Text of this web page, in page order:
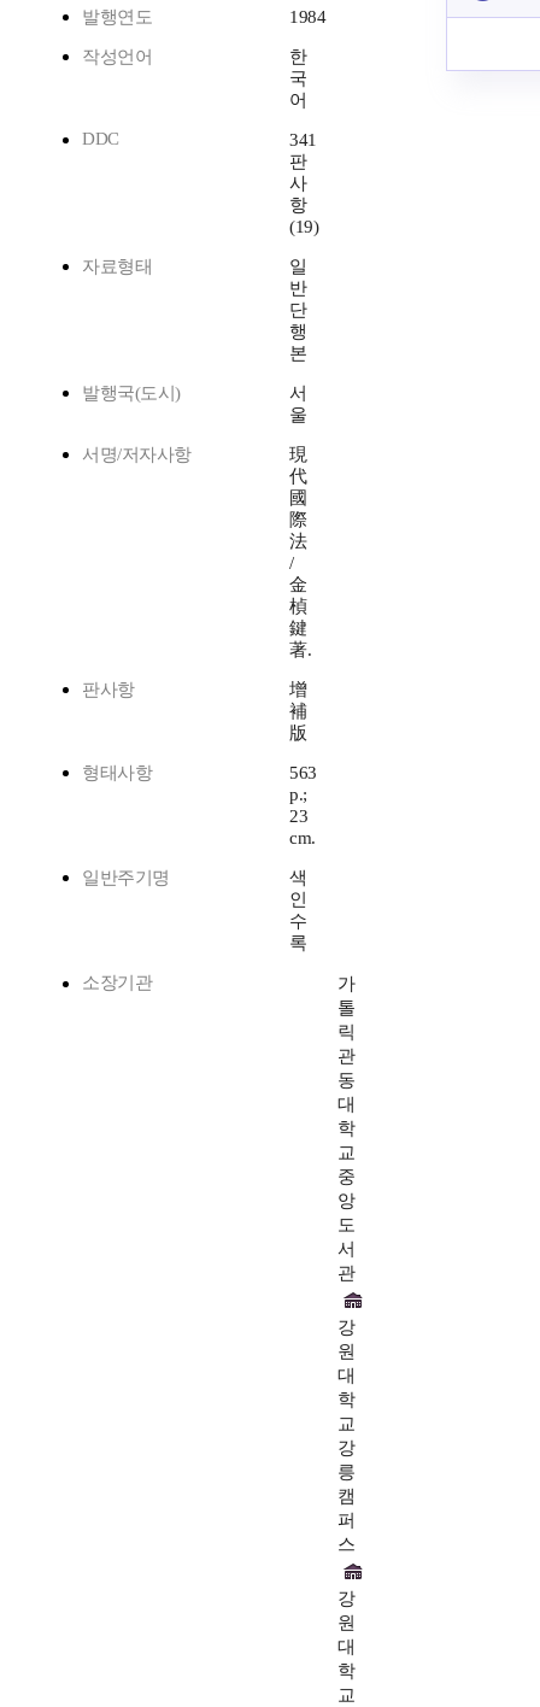
발행연도 1984
작성언어
한
국
어
DDC
341
판
사
항
(19)
자료형태
일
반
단
행
본
발행국(도시)
서
울
서명/저자사항
現
代
國
際
法
/
金
楨
鍵
著.
판사항
增
補
版
형태사항
563
p.;
23
cm.
일반주기명
색
인
수
록
소장기관
가
톨
릭
관
동
대
학
교
중
앙
도
서
관
강
원
대
학
교
강
릉
캠
퍼
스
강
원
대
학
교